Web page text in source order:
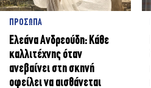
ΠΡΟΣΩΠΑ
Ελεάνα Ανδρεούδη: Κάθε
καλλιτέχνης όταν
ανεβαίνει στη σκηνή
οφείλει να αισθάνεται